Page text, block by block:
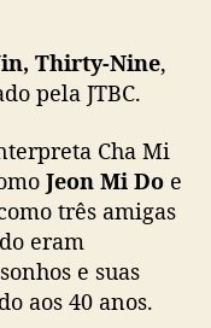
a
s
e
d
e
T
h
t
Thirty-Nine,
pela JTBC.
Cha Mi
Jeon Mi Do e
três amigas
eram
e suas
aos 40 anos.